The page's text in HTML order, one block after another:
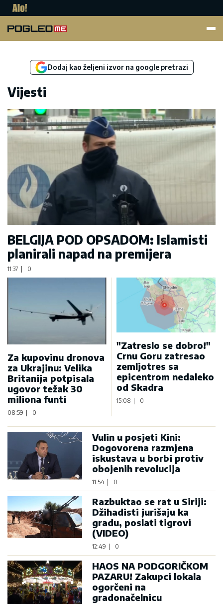
Dodaj kao željeni izvor na google pretrazi
Vijesti
BELGIJA POD OPSADOM: Islamisti
planirali napad na premijera
11:37 0
Za kupovinu dronova
za Ukrajinu: Velika
Britanija potpisala
ugovor težak 30
miliona funti
08:59 0
"Zatreslo se dobro!"
Crnu Goru zatresao
zemljotres sa
epicentrom nedaleko
od Skadra
15:08 | 0
Vulin u posjeti Kini:
Dogovorena razmjena
iskustava u borbi protiv
obojenih revolucija
11:54 0
Razbuktao se rat u Siriji:
Džihadisti jurišaju ka
gradu, poslati tigrovi
(VIDEO)
12:49 0
HAOS NA PODGORIČKOM
PAZARU! Zakupci lokala
ogorčeni na
gradonačelnicu